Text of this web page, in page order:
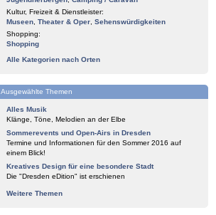
Kultur, Freizeit & Dienstleister:
Museen Theater & Oper Sehenswürdigkeiten
Shopping:
Shopping
Alle Kategorien nach Orten
Ausgewählte Themen
Alles Musik
Klänge, Töne, Melodien an der Elbe
Sommerevents und Open-Airs in Dresden
Termine und Informationen für den Sommer 2016 auf
einem Blick!
Kreatives Design für eine besondere Stadt
Die "Dresden eDition" ist erschienen
Weitere Themen